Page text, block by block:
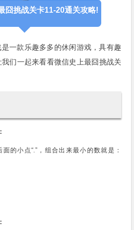
囧挑战关卡11-20通关攻略!
一款乐趣多多的休闲游戏，具有趣
们一起来看看微信史上最囧挑战关
小点“.”，组合出来最小的数就是：